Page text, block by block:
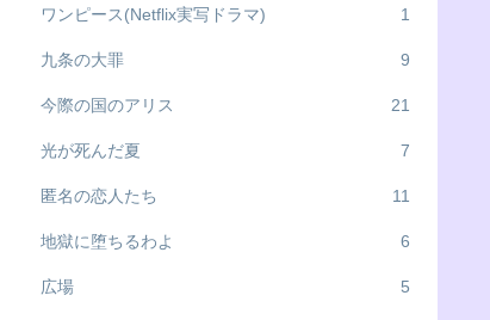
ワンピース(Netflix実写ドラマ) 1
九条の大罪 9
今際の国のアリス 21
光が死んだ夏 7
匿名の恋人たち 11
地獄に堕ちるわよ 6
広場 5